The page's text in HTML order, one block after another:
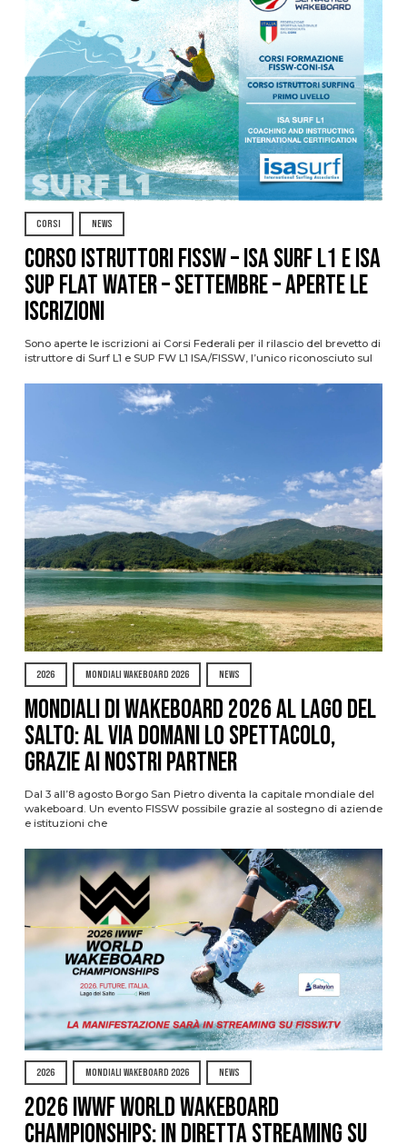
CORSI NEWS
CORSO ISTRUTTORI FISSW – ISA SURF L1 e ISA
SUP Flat Water – SETTEMBRE – APERTE LE
ISCRIZIONI
Sono aperte le iscrizioni ai Corsi Federali per il rilascio del brevetto di
istruttore di Surf L1 e SUP FW L1 ISA/FISSW, l’unico riconosciuto sul
2026 MONDIALI WAKEBOARD 2026 NEWS
Mondiali di Wakeboard 2026 al Lago del
Salto: al via domani lo spettacolo,
grazie ai nostri Partner
Dal 3 all’8 agosto Borgo San Pietro diventa la capitale mondiale del
wakeboard. Un evento FISSW possibile grazie al sostegno di aziende
e istituzioni che
2026 MONDIALI WAKEBOARD 2026 NEWS
2026 IWWF WORLD WAKEBOARD
CHAMPIONSHIPS: IN DIRETTA STREAMING SU